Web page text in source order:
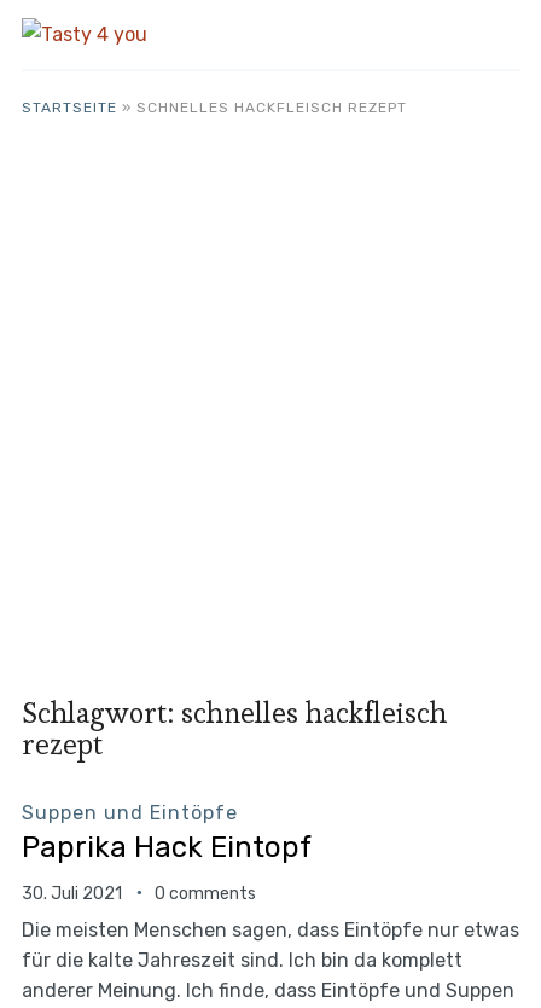
STARTSEITE » SCHNELLES HACKFLEISCH REZEPT
Schlagwort: schnelles hackfleisch
rezept
Suppen und Eintöpfe
Paprika Hack Eintopf
30. Juli 2021 0 comments
Die meisten Menschen sagen, dass Eintöpfe nur etwas
für die kalte Jahreszeit sind. Ich bin da komplett
anderer Meinung. Ich finde, dass Eintöpfe und Suppen